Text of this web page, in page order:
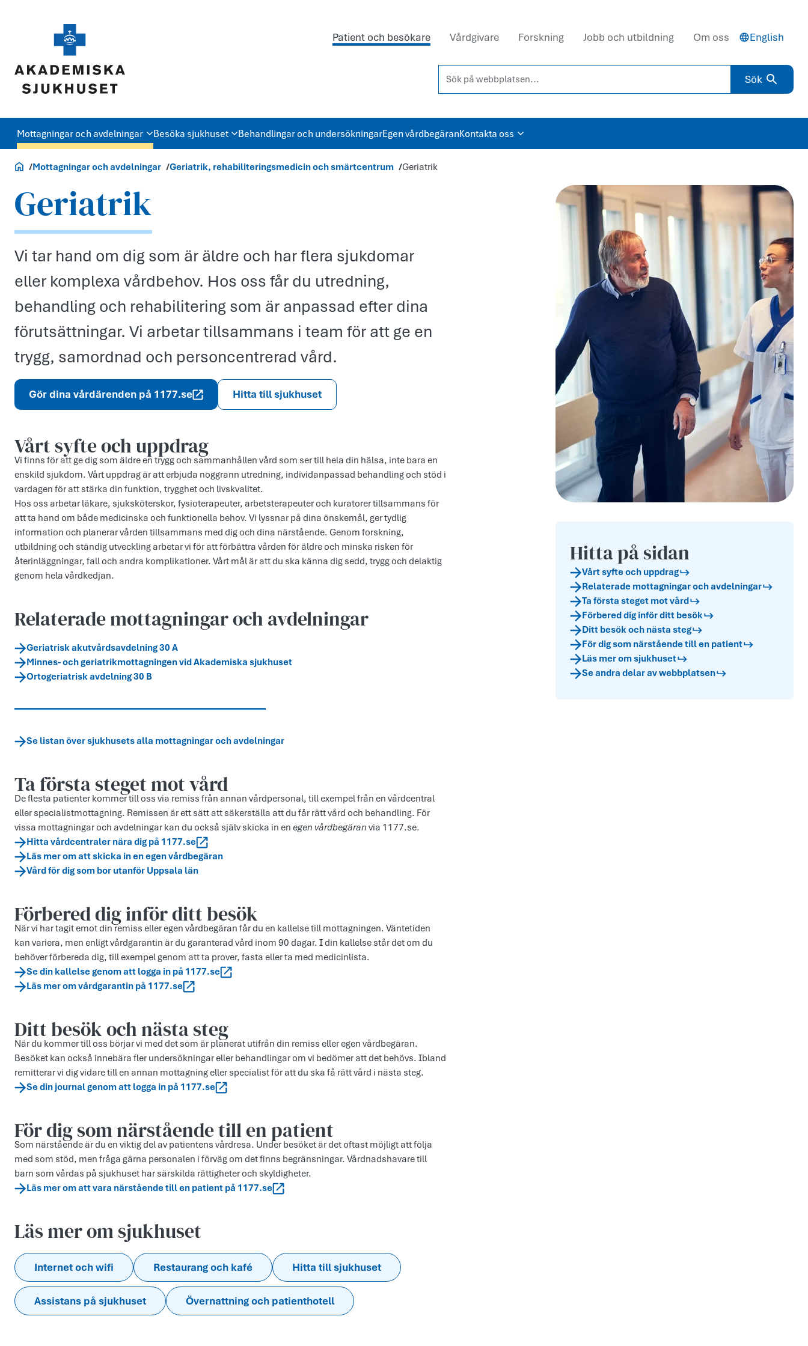
Patient och besökare Vårdgivare Forskning Jobb och utbildning Om oss English
Sök på webbplatsen...
Sök
Mottagningar och avdelningar Besöka sjukhuset Behandlingar och undersökningarEgen vårdbegäranKontakta oss
Akademiska.se
Mottagningar och avdelningar Geriatrik, rehabiliteringsmedicin och smärtcentrum Geriatrik
Geriatrik
Vi tar hand om dig som är äldre och har flera sjukdomar
eller komplexa vårdbehov. Hos oss får du utredning,
behandling och rehabilitering som är anpassad efter dina
förutsättningar. Vi arbetar tillsammans i team för att ge en
trygg, samordnad och personcentrerad vård.
Gör dina vårdärenden på 1177.se Hitta till sjukhuset
Vårt syfte och uppdr­ag
Vi finns för att ge dig som äldre en trygg och sammanhållen vård som ser till hela din hälsa, inte bara en
enskild sjukdom. Vårt uppdrag är att erbjuda noggrann utredning, individanpassad behandling och stöd i
vardagen för att stärka din funktion, trygghet och livskvalitet.
Hos oss arbetar läkare, sjuksköterskor, fysioterapeuter, arbetsterapeuter och kuratorer tillsammans för
att ta hand om både medicinska och funktionella behov. Vi lyssnar på dina önskemål, ger tydlig
information och planerar vården tillsammans med dig och dina närstående. Genom forskning,
utbildning och ständig utveckling arbetar vi för att förbättra vården för äldre och minska risken för
återinläggningar, fall och andra komplikationer. Vårt mål är att du ska känna dig sedd, trygg och delaktig
genom hela vårdkedjan.
Relaterade mottagningar och avdelningar
Geriatrisk akutvårdsavdelning 30 A
Minnes- och geriatrikmottagningen vid Akademiska sjukhuset
Ortogeriatrisk avdelning 30 B
Se listan över sjukhusets alla mottagningar och avdelningar
Ta första steget mot vård
De flesta patienter kommer till oss via remiss från annan vårdpersonal, till exempel från en vårdcentral
eller specialistmottagning. Remissen är ett sätt att säkerställa att du får rätt vård och behandling. För
vissa mottagningar och avdelningar kan du också själv skicka in en egen vårdbegäran via 1177.se.
Hitta vårdcentraler nära dig på 1177.se
Läs mer om att skicka in en egen vårdbegäran
Vård för dig som bor utanför Uppsala län
Förbered dig inför ditt besök
När vi har tagit emot din remiss eller egen vårdbegäran får du en kallelse till mottagningen. Väntetiden
kan variera, men enligt vårdgarantin är du garanterad vård inom 90 dagar. I din kallelse står det om du
behöver förbereda dig, till exempel genom att ta prover, fasta eller ta med medicinlista.
Se din kallelse genom att logga in på 1177.se
Läs mer om vårdgarantin på 1177.se
Ditt besök och nästa steg
När du kommer till oss börjar vi med det som är planerat utifrån din remiss eller egen vårdbegäran.
Besöket kan också innebära fler undersökningar eller behandlingar om vi bedömer att det behövs. Ibland
remitterar vi dig vidare till en annan mottagning eller specialist för att du ska få rätt vård i nästa steg.
Se din journal genom att logga in på 1177.se
För dig som närstående till en patient
Som närstående är du en viktig del av patientens vårdresa. Under besöket är det oftast möjligt att följa
med som stöd, men fråga gärna personalen i förväg om det finns begränsningar. Vårdnadshavare till
barn som vårdas på sjukhuset har särskilda rättigheter och skyldigheter.
Läs mer om att vara närstående till en patient på 1177.se
Läs mer om sjukhuset
Internet och wifi Restaurang och kafé Hitta till sjukhuset
Assistans på sjukhuset Övernattning och patienthotell
Hitta på sidan
Vårt syfte och uppdr­ag
Relaterade mottagningar och avdelningar
Ta första steget mot vård
Förbered dig inför ditt besök
Ditt besök och nästa steg
För dig som närstående till en patient
Läs mer om sjukhuset
Se andra delar av webbplatsen